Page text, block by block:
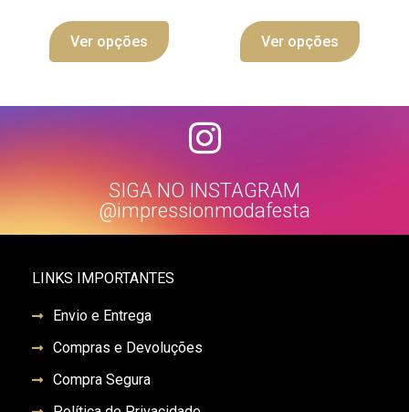
Ver opções Ver opções
SIGA NO INSTAGRAM
@impressionmodafesta
LINKS IMPORTANTES
Envio e Entrega
Compras e Devoluções
Compra Segura